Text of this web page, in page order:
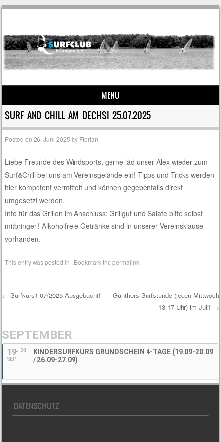
MENU
Skip to content
SURF AND CHILL AM DECHSI 25.07.2025
Posted on26. Juni 2025 by Florian
Liebe Freunde des Windsports, gerne läd unser Alex wieder zum
Surf&Chill bei uns am Vereinsgelände ein! Tipps und Tricks werden
hier kompetent vermittelt und können gegebenfalls direkt
umgesetzt werden.
Info für das Grillen im Anschluss: Grillgut und Salate bitte selbst
mitbringen! Alkoholfreie Getränke sind in unserer Vereinsklause
vorhanden.
This entry was posted in . Bookmark thepermalink
← Surfkurs1 07/2025 Ausgebucht!
Günthers Surfstunde (jeden Mittwoch
13-17 Uhr) im Juli! →
SEPTEMBER
19
SEP
20
KINDERSURFKURS GRUNDSCHEIN 4-TAGE (19.09-20.09
/ 26.09-27.09)
DATENSCHUTZ